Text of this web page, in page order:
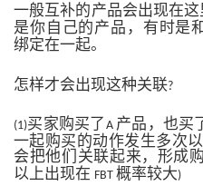
一般互补的产品会出现在
是你自己的产品，有时是
绑定在一起。
怎样才会出现这种关联?
(1)买家购买了 A 产品，也买
一起购买的动作发生多次
会把他们关联起来，形成
以上出现在 FBT 概率较大)